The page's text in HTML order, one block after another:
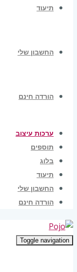
תיעוד
החשבון שלי
הורדה חינם
ערכות עיצוב
תוספים
בלוג
תיעוד
החשבון שלי
הורדה חינם
Toggle navigation